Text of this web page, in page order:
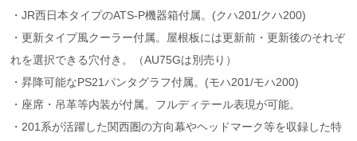
・JR西日本タイプのATS-P機器箱付属。(クハ201/クハ200)
・更新タイプ風クーラー付属。屋根板には更新前・更新後のそれぞ
れを選択できる穴付き。（AU75Gは別売り）
・昇降可能なPS21パンタグラフ付属。(モハ201/モハ200)
・座席・吊革等内装が付属。フルディテール表現が可能。
・201系が活躍した関西圏の方向幕やヘッドマーク等を収録した特